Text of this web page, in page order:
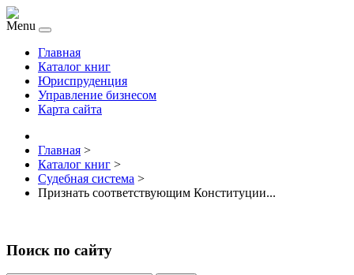
Menu
Главная
Каталог книг
Юриспруденция
Управление бизнесом
Карта сайта
Главная >
Каталог книг >
Судебная система >
Признать соответствующим Конституции...
Поиск по сайту